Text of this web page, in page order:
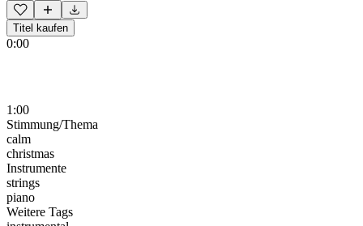
Titel kaufen
0:00
1:00
Stimmung/Thema
calm
christmas
Instrumente
strings
piano
Weitere Tags